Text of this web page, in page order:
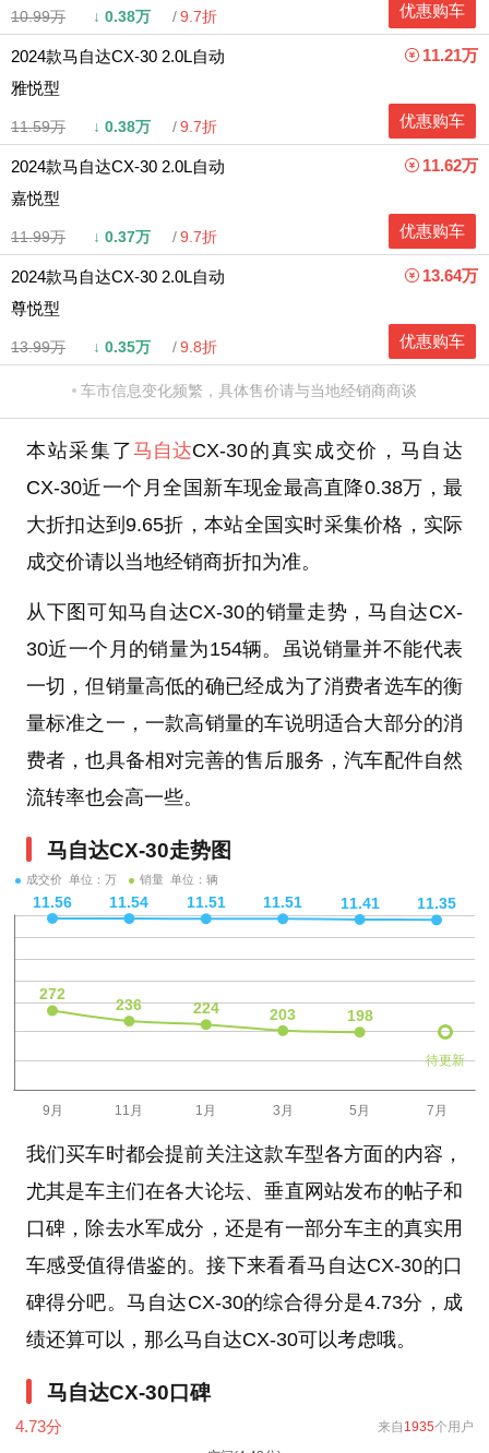
10.99万 ↓ 0.38万 9.7折 优惠购车
2024款马自达CX-30 2.0L自动
雅悦型
11.59万 ↓ 0.38万 9.7折
11.21万
优惠购车
2024款马自达CX-30 2.0L自动
嘉悦型
11.99万 ↓ 0.37万 9.7折
11.62万
优惠购车
2024款马自达CX-30 2.0L自动
尊悦型
13.99万 ↓ 0.35万 9.8折
13.64万
优惠购车
车市信息变化频繁，具体售价请与当地经销商商谈
本站采集了马自达CX-30的真实成交价，马自达
CX-30近一个月全国新车现金最高直降0.38万，最
大折扣达到9.65折，本站全国实时采集价格，实际
成交价请以当地经销商折扣为准。
从下图可知马自达CX-30的销量走势，马自达CX-
30近一个月的销量为154辆。虽说销量并不能代表
一切，但销量高低的确已经成为了消费者选车的衡
量标准之一，一款高销量的车说明适合大部分的消
费者，也具备相对完善的售后服务，汽车配件自然
流转率也会高一些。
马自达CX-30走势图
成交价 单位：万 销量 单位：辆
待更新
我们买车时都会提前关注这款车型各方面的内容，
尤其是车主们在各大论坛、垂直网站发布的帖子和
口碑，除去水军成分，还是有一部分车主的真实用
车感受值得借鉴的。接下来看看马自达CX-30的口
碑得分吧。马自达CX-30的综合得分是4.73分，成
绩还算可以，那么马自达CX-30可以考虑哦。
马自达CX-30口碑
4.73分 来自 1935个用户